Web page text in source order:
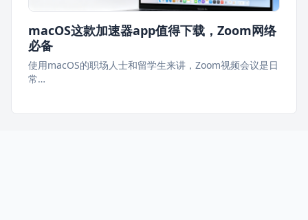
macOS这款加速器app值得下载，Zoom网络
必备
使用macOS的职场人士和留学生来讲，Zoom视频会议是日
常…